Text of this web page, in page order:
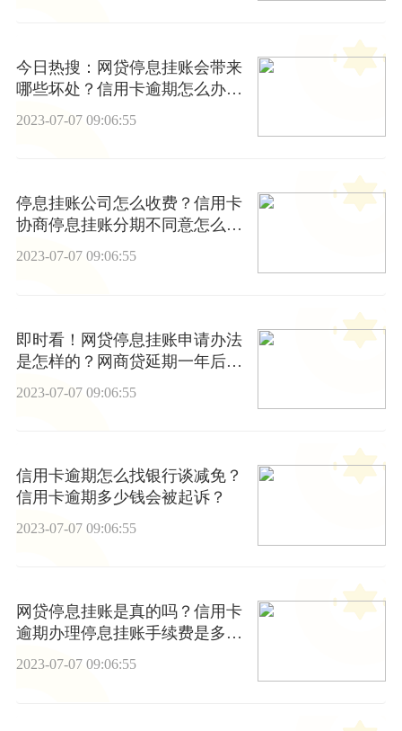
今日热搜：网贷停息挂账会带来
哪些坏处？信用卡逾期怎么办理
2023-07-07 09:06:55
停息挂账公司怎么收费？信用卡
协商停息挂账分期不同意怎么
办？
2023-07-07 09:06:55
即时看！网贷停息挂账申请办法
是怎样的？网商贷延期一年后还
2023-07-07 09:06:55
信用卡逾期怎么找银行谈减免？
信用卡逾期多少钱会被起诉？
2023-07-07 09:06:55
网贷停息挂账是真的吗？信用卡
逾期办理停息挂账手续费是多
少？
2023-07-07 09:06:55